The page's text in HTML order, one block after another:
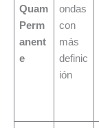
Quam
Perm
anent
e
ondas
con
más
definic
ión